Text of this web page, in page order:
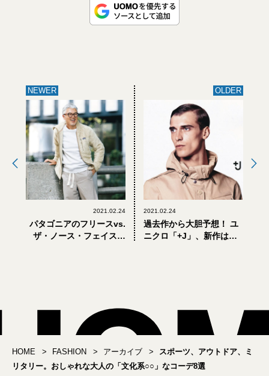
NEWER
2021.02.24
パタゴニアのフリースvs.
ザ・ノース・フェイスの
OLDER
2021.02.24
過去作から大胆予想！ ユ
ニクロ「+J」、新作はシ
HOME FASHION アーカイブ
スポーツ、アウトドア、ミ
リタリー。おしゃれな大人の「文化系○○」なコーデ8選